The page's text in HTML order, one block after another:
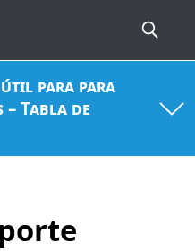
para para
Tabla de